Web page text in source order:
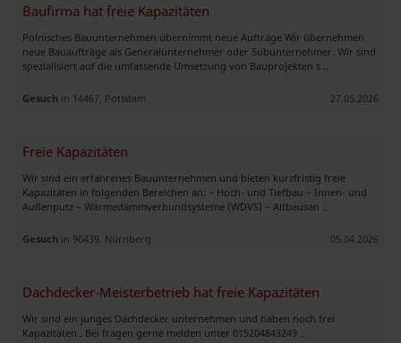
Baufirma hat freie Kapazitäten
Polnisches Bauunternehmen übernimmt neue Aufträge Wir übernehmen
neue Bauaufträge als Generalunternehmer oder Subunternehmer. Wir sind
spezialisiert auf die umfassende Umsetzung von Bauprojekten s ..
Gesuch in 14467, Potsdam 27.05.2026
Freie Kapazitäten
Wir sind ein erfahrenes Bauunternehmen und bieten kurzfristig freie
Kapazitäten in folgenden Bereichen an: – Hoch- und Tiefbau – Innen- und
Außenputz – Wärmedämmverbundsysteme (WDVS) – Altbausan ..
Gesuch in 90439, Nürnberg 05.04.2026
Dachdecker-Meisterbetrieb hat freie Kapazitäten
Wir sind ein junges Dachdecker unternehmen und haben noch frei
Kapazitäten . Bei fragen gerne melden unter 015204843249 ..